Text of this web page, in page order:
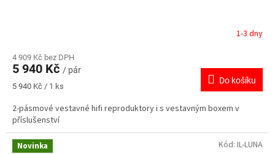
R
A
1-3 dny
4 909 Kč bez DPH
5 940 Kč / pár
Měrná
5 940 Kč / 1 ks
Do košíku
2-pásmové vestavné hifi reproduktory i s vestavným boxem v
příslušenství
Novinka
Kód: IL-LUNA